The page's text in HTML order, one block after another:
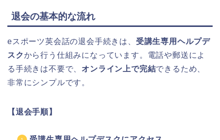
退会の基本的な流れ
eスポーツ英会話の退会手続きは、 受講生専用ヘルプデ
スクから行う仕組みになっています。電話や郵送によ
る手続きは不要で、 オンライン上で完結できるため、
非常にシンプルです。
【退会手順】